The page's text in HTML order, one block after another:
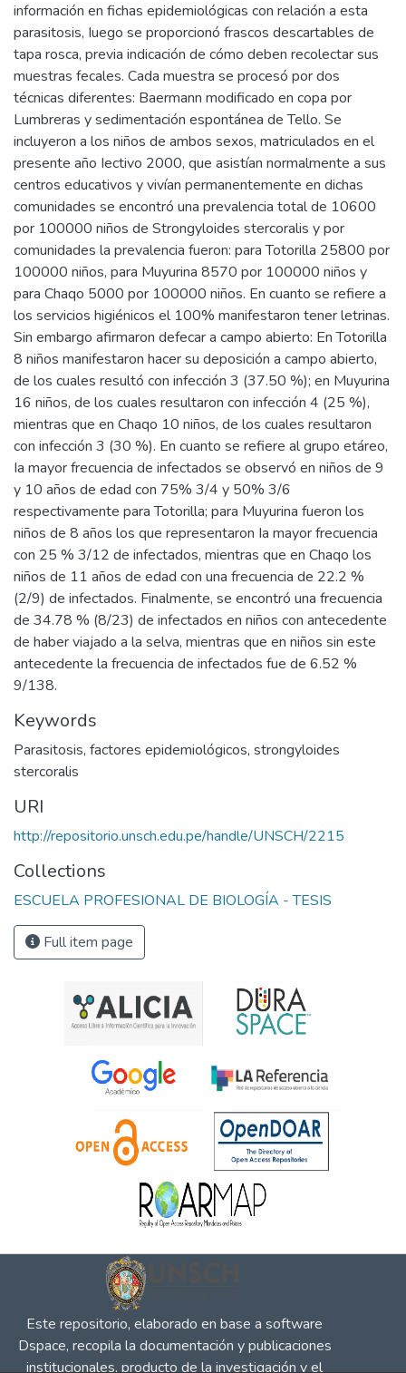
información en fichas epidemiológicas con relación a esta
parasitosis, Iuego se proporcionó frascos descartables de
tapa rosca, previa indicación de cómo deben recolectar sus
muestras fecales. Cada muestra se procesó por dos
técnicas diferentes: Baermann modificado en copa por
Lumbreras y sedimentación espontánea de Tello. Se
incluyeron a los niños de ambos sexos, matriculados en el
presente año Iectivo 2000, que asistían normalmente a sus
centros educativos y vivían permanentemente en dichas
comunidades se encontró una prevalencia total de 10600
por 100000 niños de Strongyloides stercoralis y por
comunidades la prevalencia fueron: para Totorilla 25800 por
100000 niños, para Muyurina 8570 por 100000 niños y
para Chaqo 5000 por 100000 niños. En cuanto se refiere a
los servicios higiénicos el 100% manifestaron tener letrinas.
Sin embargo afirmaron defecar a campo abierto: En Totorilla
8 niños manifestaron hacer su deposición a campo abierto,
de los cuales resultó con infección 3 (37.50 %); en Muyurina
16 niños, de los cuales resultaron con infección 4 (25 %),
mientras que en Chaqo 10 niños, de los cuales resultaron
con infección 3 (30 %). En cuanto se refiere al grupo etáreo,
Ia mayor frecuencia de infectados se observó en niños de 9
y 10 años de edad con 75% 3/4 y 50% 3/6
respectivamente para Totorilla; para Muyurina fueron los
niños de 8 años los que representaron Ia mayor frecuencia
con 25 % 3/12 de infectados, mientras que en Chaqo los
niños de 11 años de edad con una frecuencia de 22.2 %
(2/9) de infectados. Finalmente, se encontró una frecuencia
de 34.78 % (8/23) de infectados en niños con antecedente
de haber viajado a la selva, mientras que en niños sin este
antecedente la frecuencia de infectados fue de 6.52 %
9/138.
Keywords
Parasitosis, factores epidemiológicos, strongyloides
stercoralis
URI
http://repositorio.unsch.edu.pe/handle/UNSCH/2215
Collections
ESCUELA PROFESIONAL DE BIOLOGÍA - TESIS
Full item page
Este repositorio, elaborado en base a software
Dspace, recopila la documentación y publicaciones
institucionales, producto de la investigación y el